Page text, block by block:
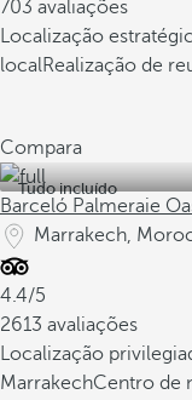
703 avaliações
Localização
localRealização de
Compara
Tudo incluído
Barceló Palmeraie
Marrakech,
4.4/5
2613 avaliações
Localização
MarrakechCentro de